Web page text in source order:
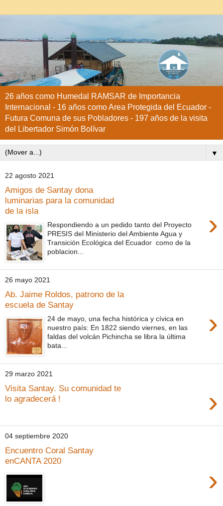
26 años como Humedal RAMSAR de Importancia
Internacional - 16 años como Area Protegida del Ecuador -
Futura Comuna de sus Pobladores - 197 años de la visita
del Libertador Simón Bolívar
▼
22 agosto 2021
Amigos de Santay dona
luminarias para la comunidad
de la isla
›
Respondiendo a un pedido tanto del Proyecto
PRESIS del Ministerio del Ambiente Agua y
Transición Ecológica del Ecuador como de la
poblacion...
26 mayo 2021
Ab. Jaime Roldos, patrono de la
escuela de Santay
›
24 de mayo, una fecha histórica y cívica en
nuestro país: En 1822 siendo viernes, en las
faldas del volcán Pichincha se libra la última
bata...
29 marzo 2021
Visita Santay. Su comunidad te
lo agradecerá !
›
04 septiembre 2020
Encuentro Coral Santay
enCANTA 2020
›